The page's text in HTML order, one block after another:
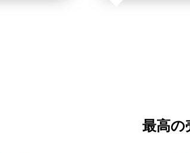
最高の